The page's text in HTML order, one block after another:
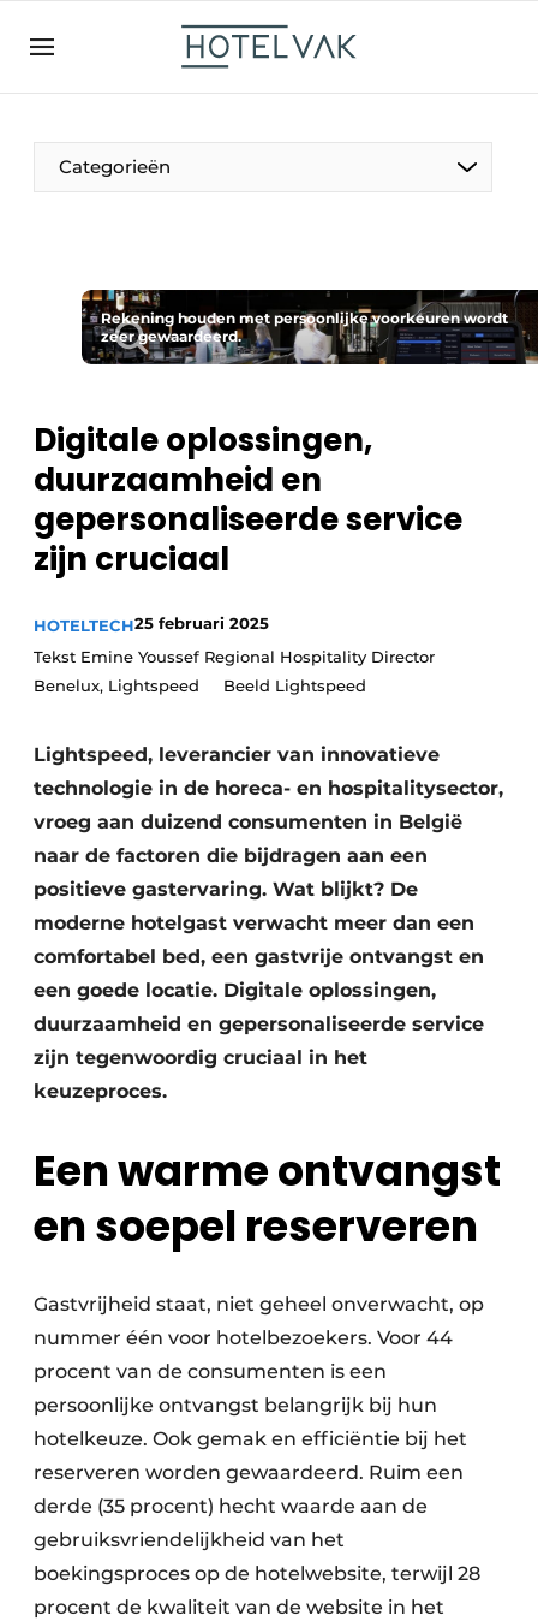
EN
NL
EN
FR
Categorieën
De Pen
Internationaal
HR & Personeel
Housekeeping
Rekening houden met persoonlijke voorkeuren wordt
zeer gewaardeerd.
Digitale oplossingen,
duurzaamheid en
gepersonaliseerde service
zijn cruciaal
HOTELTECH25 februari 2025
Tekst Emine Youssef Regional Hospitality Director
Benelux, Lightspeed Beeld Lightspeed
Lightspeed, leverancier van innovatieve
technologie in de horeca- en hospitalitysector,
vroeg aan duizend consumenten in België
naar de factoren die bijdragen aan een
positieve gastervaring. Wat blijkt? De
moderne hotelgast verwacht meer dan een
comfortabel bed, een gastvrije ontvangst en
een goede locatie. Digitale oplossingen,
duurzaamheid en gepersonaliseerde service
zijn tegenwoordig cruciaal in het
keuzeproces.
Een warme ontvangst
en soepel reserveren
Gastvrijheid staat, niet geheel onverwacht, op
nummer één voor hotelbezoekers. Voor 44
procent van de consumenten is een
persoonlijke ontvangst belangrijk bij hun
hotelkeuze. Ook gemak en efficiëntie bij het
reserveren worden gewaardeerd. Ruim een
derde (35 procent) hecht waarde aan de
gebruiksvriendelijkheid van het
boekingsproces op de hotelwebsite, terwijl 28
procent de kwaliteit van de website in het